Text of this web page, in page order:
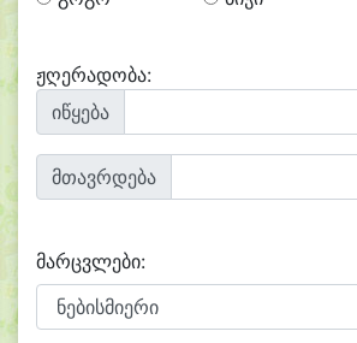
ჟღერადობა:
იწყება
მთავრდება
მარცვლები: